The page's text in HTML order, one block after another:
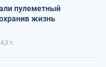
пулеметный
жизнь
4,3 т.